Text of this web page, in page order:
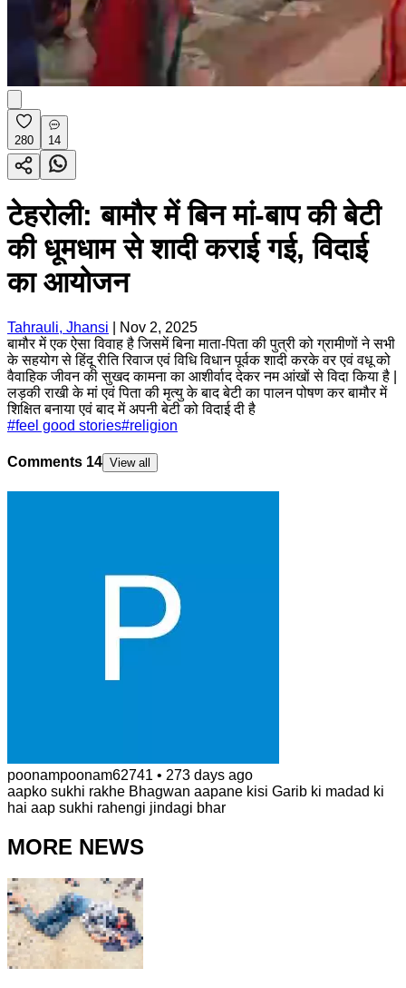
280 14
टेहरोली: बामौर में बिन मां-बाप की बेटी
की धूमधाम से शादी कराई गई, विदाई
का आयोजन
Tahrauli, Jhansi
Nov 2, 2025
बामौर में एक ऐसा विवाह है जिसमें बिना माता-पिता की पुत्री को ग्रामीणों ने सभी
के सहयोग से हिंदू रीति रिवाज एवं विधि विधान पूर्वक शादी करके वर एवं वधू को
वैवाहिक जीवन की सुखद कामना का आशीर्वाद देकर नम आंखों से विदा किया है |
लड़की राखी के मां एवं पिता की मृत्यु के बाद बेटी का पालन पोषण कर बामौर में
शिक्षित बनाया एवं बाद में अपनी बेटी को विदाई दी है
#feel good stories#religion
Comments 14 View all
poonampoonam62741 • 273 days ago
aapko sukhi rakhe Bhagwan aapane kisi Garib ki madad ki
hai aap sukhi rahengi jindagi bhar
MORE NEWS